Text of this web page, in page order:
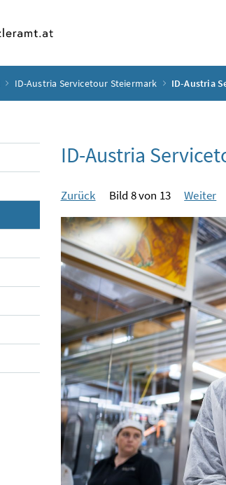
ID-Austria Servicetour Steiermark ID-Austria
ID-Austria
Zurück Bild 8 von 13 Weiter